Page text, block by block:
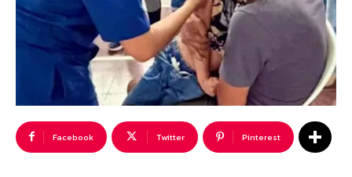
Facebook Twitter Pinterest